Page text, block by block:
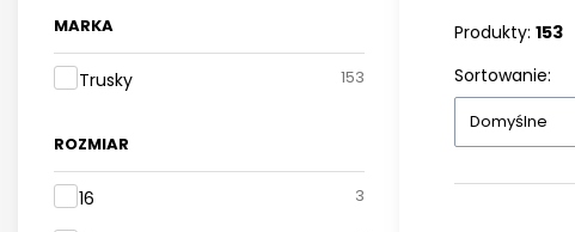
MARKA
Marka
Trusky 153
ROZMIAR
Rozmiar
16 3
Produkty: 153
Sortowanie:
Domyślne